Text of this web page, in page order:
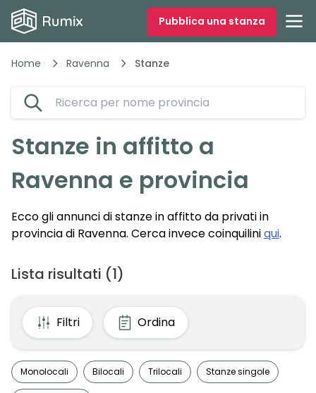
Pubblica una stanza
Home Ravenna Stanze
Stanze in affitto a
Ravenna e provincia
Ecco gli annunci distanzein affitto da privati in
provincia di Ravenna. Cerca invece coinquiliniqui.
Lista risultati (1)
Filtri Ordina
Monolocali Bilocali Trilocali Stanze singole